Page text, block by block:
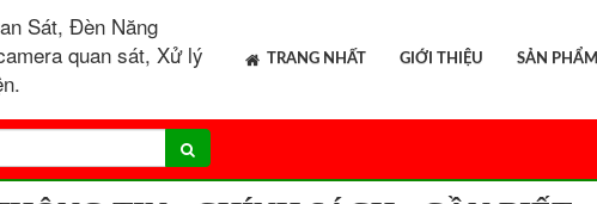
Sát, Đèn Năng
quan sát, Xử lý
TRANG NHẤT GIỚI THIỆU SẢN PHẨM